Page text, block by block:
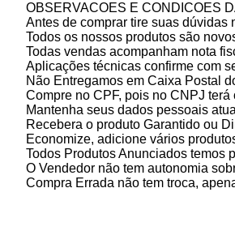
OBSERVACOES E CONDICOES
Antes de comprar tire suas dúvidas
Todos os nossos produtos são
Todas vendas acompanham nota
Aplicações técnicas confirme com
Não Entregamos em Caixa Postal
Compre no CPF, pois no CNPJ
Mantenha seus dados pessoais
Recebera o produto Garantido ou
Economize, adicione vários
Todos Produtos Anunciados temos
O Vendedor não tem autonomia
Compra Errada não tem troca,